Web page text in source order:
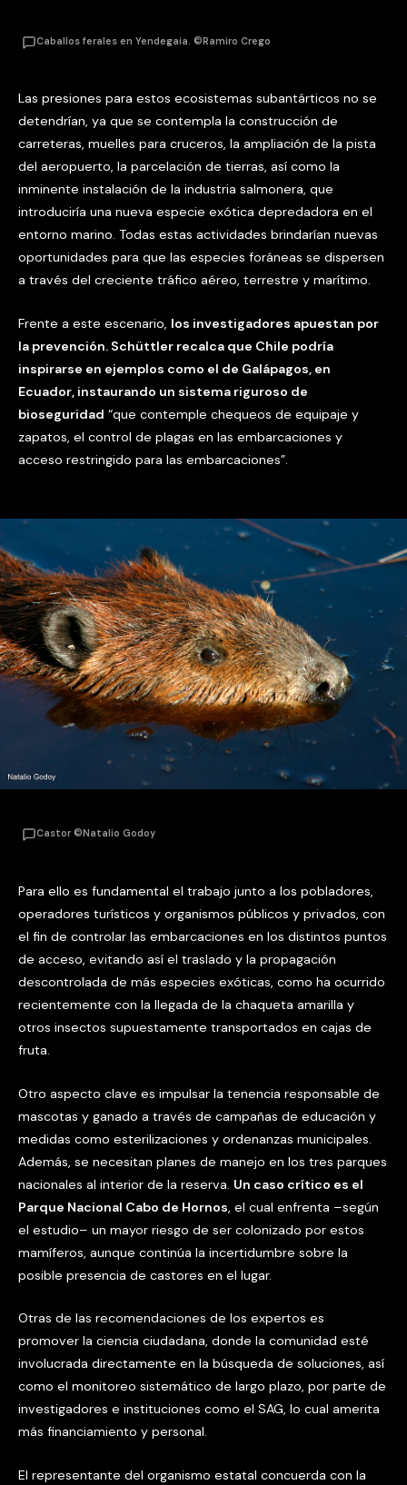
Caballos ferales en Yendegaia. ©Ramiro Crego
Las presiones para estos ecosistemas subantárticos no se
detendrían, ya que se contempla la construcción de
carreteras, muelles para cruceros, la ampliación de la pista
del aeropuerto, la parcelación de tierras, así como la
inminente instalación de la industria salmonera, que
introduciría una nueva especie exótica depredadora en el
entorno marino. Todas estas actividades brindarían nuevas
oportunidades para que las especies foráneas se dispersen
a través del creciente tráfico aéreo, terrestre y marítimo.
Frente a este escenario, los investigadores apuestan por
la prevención. Schüttler recalca que Chile podría
inspirarse en ejemplos como el de Galápagos, en
Ecuador, instaurando un sistema riguroso de
bioseguridad “que contemple chequeos de equipaje y
zapatos, el control de plagas en las embarcaciones y
acceso restringido para las embarcaciones”.
Castor ©Natalio Godoy
Para ello es fundamental el trabajo junto a los pobladores,
operadores turísticos y organismos públicos y privados, con
el fin de controlar las embarcaciones en los distintos puntos
de acceso, evitando así el traslado y la propagación
descontrolada de más especies exóticas, como ha ocurrido
recientemente con la llegada de la chaqueta amarilla y
otros insectos supuestamente transportados en cajas de
fruta.
Otro aspecto clave es impulsar la tenencia responsable de
mascotas y ganado a través de campañas de educación y
medidas como esterilizaciones y ordenanzas municipales.
Además, se necesitan planes de manejo en los tres parques
nacionales al interior de la reserva. Un caso crítico es el
Parque Nacional Cabo de Hornos, el cual enfrenta –según
el estudio– un mayor riesgo de ser colonizado por estos
mamíferos, aunque continúa la incertidumbre sobre la
posible presencia de castores en el lugar.
Otras de las recomendaciones de los expertos es
promover la ciencia ciudadana, donde la comunidad esté
involucrada directamente en la búsqueda de soluciones, así
como el monitoreo sistemático de largo plazo, por parte de
investigadores e instituciones como el SAG, lo cual amerita
más financiamiento y personal.
El representante del organismo estatal concuerda con la